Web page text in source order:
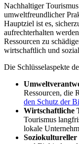
Nachhaltiger
umweltfreundlicher
Hauptziel ist es,
aufrechterhalten
Ressourcen zu
wirtschaftlich und
Die Schlüsselaspekte
Ressourcen, die
den Schutz der
Wirtschaftliche
Tourismus
lokale
Soziokultureller